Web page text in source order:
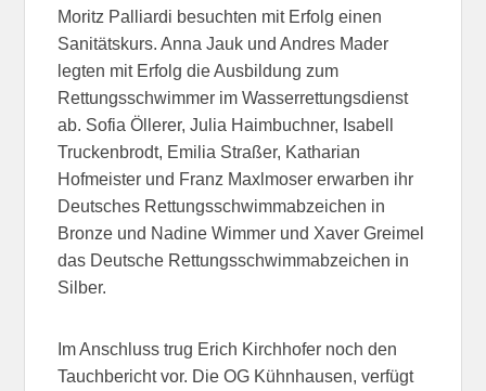
Moritz Palliardi besuchten mit Erfolg einen
Sanitätskurs. Anna Jauk und Andres Mader
legten mit Erfolg die Ausbildung zum
Rettungsschwimmer im Wasserrettungsdienst
ab. Sofia Öllerer, Julia Haimbuchner, Isabell
Truckenbrodt, Emilia Straßer, Katharian
Hofmeister und Franz Maxlmoser erwarben ihr
Deutsches Rettungsschwimmabzeichen in
Bronze und Nadine Wimmer und Xaver Greimel
das Deutsche Rettungsschwimmabzeichen in
Silber.
Im Anschluss trug Erich Kirchhofer noch den
Tauchbericht vor. Die OG Kühnhausen, verfügt